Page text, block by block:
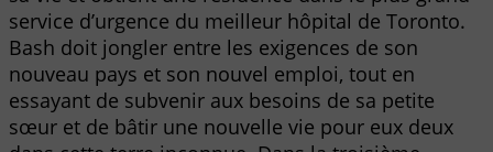
service d’urgence du meilleur hôpital de Toronto.
Bash doit jongler entre les exigences de son
nouveau pays et son nouvel emploi, tout en
essayant de subvenir aux besoins de sa petite
sœur et de bâtir une nouvelle vie pour eux deux